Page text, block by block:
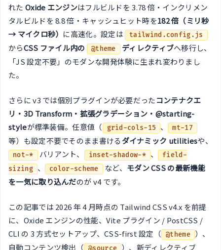
れた Oxide エンジンはフルビルドを 3.78 倍・インクリメン
タルビルドを 8.8 倍・キャッシュヒット時を182 倍（ミリ秒
→ マイクロ秒） に高速化。設定は tailwind.config.js
からCSS ファイル内の @theme ディレクティブへ移行し、
「JS 設定不要」のモダンな開発体験に生まれ変わりまし
た。
さらに v3 では個別プラグインが必要だったコンテナクエ
リ・3D Transform・拡張グラデーション・@starting-
styleが標準装備。任意値（ grid-cols-15 、 mt-17
等）も設定不要でそのまま書けるダイナミック utilitiesや、
not-* バリアント、 inset-shadow-* 、
field-
sizing 、 color-scheme など、 モダン CSS の最新機能
を一気に取り込んだのが v4 です。
この記事では 2026 年 4 月時点の Tailwind CSS v4.x を前提
に、Oxide エンジンの性能、Vite プラグイン / PostCSS /
CLI の 3 方式セットアップ、CSS-first 設定（
@theme ）、
自動コンテンツ検出（
）、新ディレクティブ